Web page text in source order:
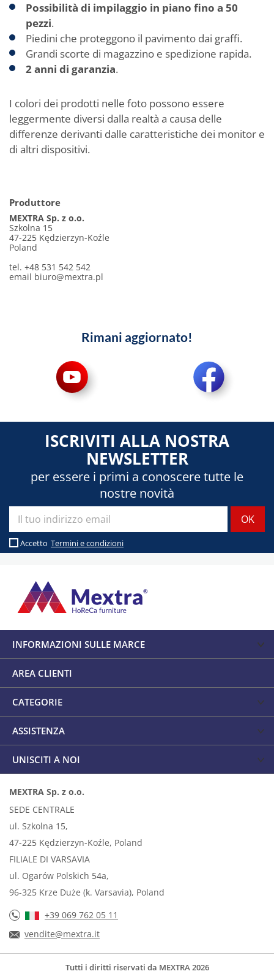
Possibilità di impilaggio in piano fino a 50
pezzi.
Piedini che proteggono il pavimento dai graffi.
Grandi scorte di magazzino e spedizione rapida.
2 anni di garanzia.
I colori dei prodotti nelle foto possono essere
leggermente diversi dalla realtà a causa delle
differenze derivanti dalle caratteristiche dei monitor e
di altri dispositivi.
Produttore
MEXTRA Sp. z o.o.
Szkolna 15
47-225 Kędzierzyn-Koźle
Poland
tel. +48 531 542 542
email biuro@mextra.pl
Rimani aggiornato!
ISCRIVITI ALLA NOSTRA
NEWSLETTER
per essere i primi a conoscere tutte le
nostre novità
Accetto Termini e condizioni
INFORMAZIONI SULLE MARCE
AREA CLIENTI
CATEGORIE
ASSISTENZA
UNISCITI A NOI
MEXTRA Sp. z o.o.
SEDE CENTRALE
ul. Szkolna 15,
47-225 Kędzierzyn-Koźle, Poland
FILIALE DI VARSAVIA
ul. Ogarów Polskich 54a,
96-325 Krze Duże (k. Varsavia), Poland
+39 069 762 05 11
vendite@mextra.it
Tutti i diritti riservati da MEXTRA 2026